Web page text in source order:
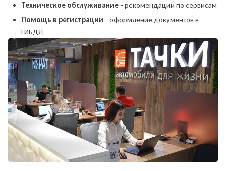
Техническое обслуживание - рекомендации по сервисам
Помощь в регистрации - оформление документов в
ГИБДД
Оставить заявку
на продажу автомобиля